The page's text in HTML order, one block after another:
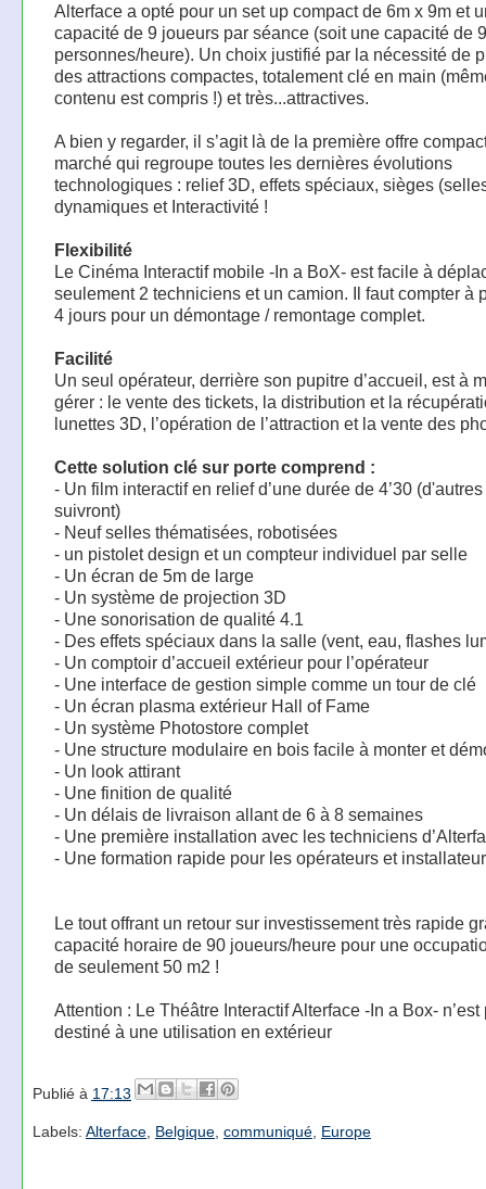
Alterface a opté pour un set up compact de 6m x 9m et
capacité de 9 joueurs par séance (soit une capacité de
personnes/heure). Un choix justifié par la nécessité de
des attractions compactes, totalement clé en main
contenu est compris !) et très...attractives.
A bien y regarder, il s’agit là de la première offre
marché qui regroupe toutes les dernières évolutions
technologiques : relief 3D, effets spéciaux, sièges
dynamiques et Interactivité !
Flexibilité
Le Cinéma Interactif mobile -In a BoX- est facile à
seulement 2 techniciens et un camion. Il faut compter à
4 jours pour un démontage / remontage complet.
Facilité
Un seul opérateur, derrière son pupitre d’accueil, est à
gérer : le vente des tickets, la distribution et la
lunettes 3D, l’opération de l’attraction et la vente des
Cette solution clé sur porte comprend :
- Un film interactif en relief d’une durée de 4’30
suivront)
- Neuf selles thématisées, robotisées
- un pistolet design et un compteur individuel par selle
- Un écran de 5m de large
- Un système de projection 3D
- Une sonorisation de qualité 4.1
- Des effets spéciaux dans la salle (vent, eau, flashes
- Un comptoir d’accueil extérieur pour l’opérateur
- Une interface de gestion simple comme un tour de clé
- Un écran plasma extérieur Hall of Fame
- Un système Photostore complet
- Une structure modulaire en bois facile à monter et
- Un look attirant
- Une finition de qualité
- Un délais de livraison allant de 6 à 8 semaines
- Une première installation avec les techniciens
- Une formation rapide pour les opérateurs et
Le tout offrant un retour sur investissement très rapide
capacité horaire de 90 joueurs/heure pour une
de seulement 50 m2 !
Attention : Le Théâtre Interactif Alterface -In a Box- n’est
destiné à une utilisation en extérieur
Publié à 17:13
Labels: Alterface, Belgique, communiqué, Europe